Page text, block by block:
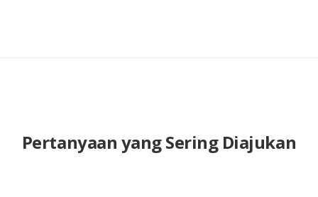
Pertanyaan yang Sering Diajukan